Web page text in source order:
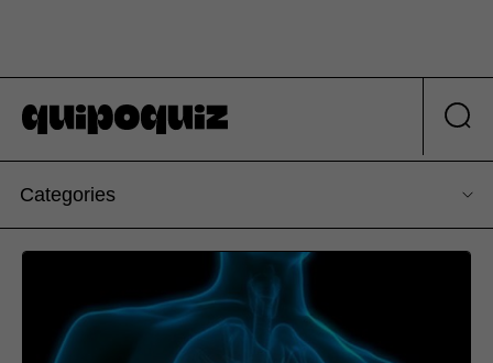
Categories